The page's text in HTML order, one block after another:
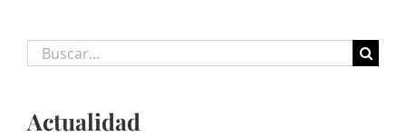
Buscar:
Actualidad